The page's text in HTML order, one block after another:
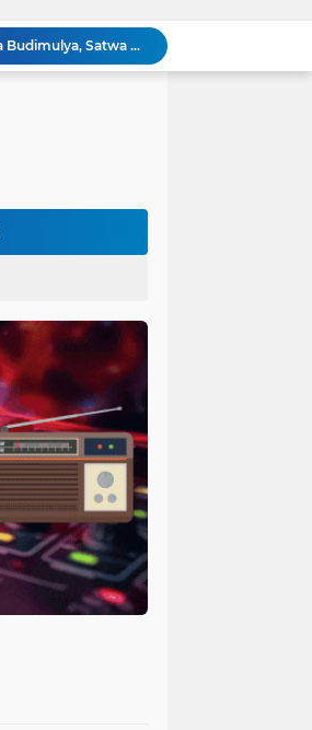
Polsek Cikupa Gelar Patroli dan Berikan Imbauan kepada Debt Collector, Cegah Gangguan Kamtibmas
Bhabinkamtibmas dan Babinsa Desa Bojong Gelar Warung Bhabinkamtibmas, Pererat Komunikasi dengan Warga
Ka Polsubsektor Cikupa Mas Aktif Atur Arus Lalu Lintas Sore, Wujudkan Kamseltibcar Lantas